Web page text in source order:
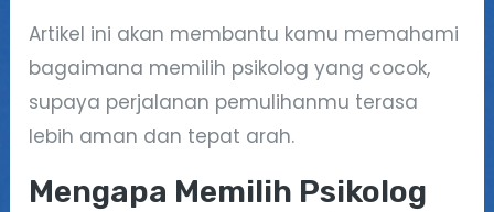
Artikel ini akan membantu kamu memahami
bagaimana memilih psikolog yang cocok,
supaya perjalanan pemulihanmu terasa
lebih aman dan tepat arah.
Mengapa Memilih Psikolog